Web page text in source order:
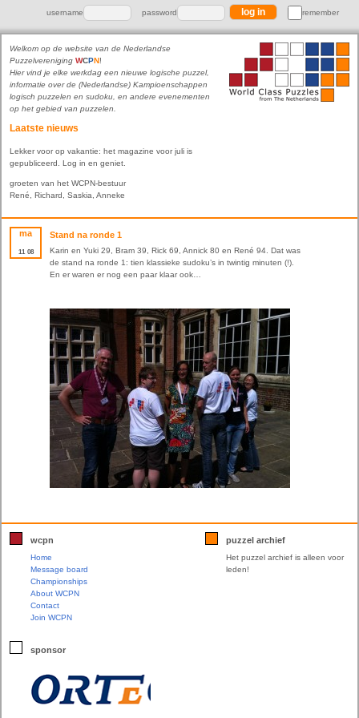
username password remember
Welkom op de website van de Nederlandse
Puzzelvereniging WCPN!
Hier vind je elke werkdag een nieuwe logische puzzel,
informatie over de (Nederlandse) Kampioenschappen
logisch puzzelen en sudoku, en andere evenementen
op het gebied van puzzelen.
Laatste nieuws
Lekker voor op vakantie: het magazine voor juli is
gepubliceerd. Log in en geniet.
groeten van het WCPN-bestuur
René, Richard, Saskia, Anneke
ma
11 08
Stand na ronde 1
Karin en Yuki 29, Bram 39, Rick 69, Annick 80 en René 94. Dat was
de stand na ronde 1: tien klassieke sudoku’s in twintig minuten (!).
En er waren er nog een paar klaar ook…
wcpn
Home
Message board
Championships
About WCPN
Contact
Join WCPN
sponsor
puzzel archief
Het puzzel archief is alleen voor
leden!